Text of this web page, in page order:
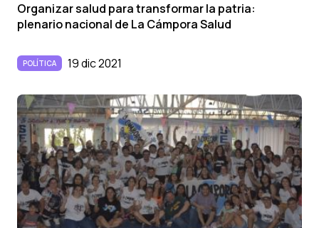
Organizar salud para transformar la patria:
plenario nacional de La Cámpora Salud
POLÍTICA 19 dic 2021